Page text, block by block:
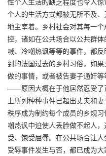
个人的生活方式都被无所不及
地主宰着。乡村社会对其每一
控，诸如在公共场合以公共群
喊、冷嘲热讽等等的事件，都
到的法国过去的乡村习俗，如
做的事情，或者被告妻子通奸
——原因大概在于他居然忍受了
上所列种种事件已超出丈夫和
秩序成为制约每个成员的乡规
嘲热讽中迫使人丢脸做不起人
受、饱受屈辱。在公共场合让
受辱事件发生与否，都已成为